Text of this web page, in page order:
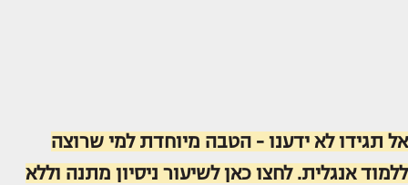
אל תגידו לא ידענו - הטבה מיוחדת למי שרוצה
ללמוד אנגלית. לחצו כאן לשיעור ניסיון מתנה וללא